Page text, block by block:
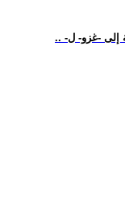
إلى -غزو- ل